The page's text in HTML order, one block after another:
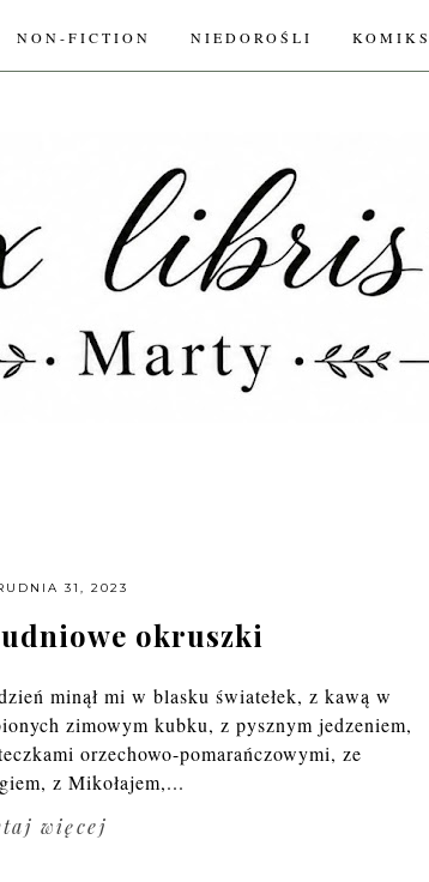
NON-FICTION NIEDOROŚLI KOMIKS
31, 2023
okruszki
minął mi w blasku światełek, z kawą w
zimowym kubku, z pysznym jedzeniem,
orzechowo-pomarańczowymi, ze
z Mikołajem,...
więcej